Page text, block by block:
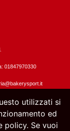
01847970330
utilizzati si
ed
policy. Se vuoi